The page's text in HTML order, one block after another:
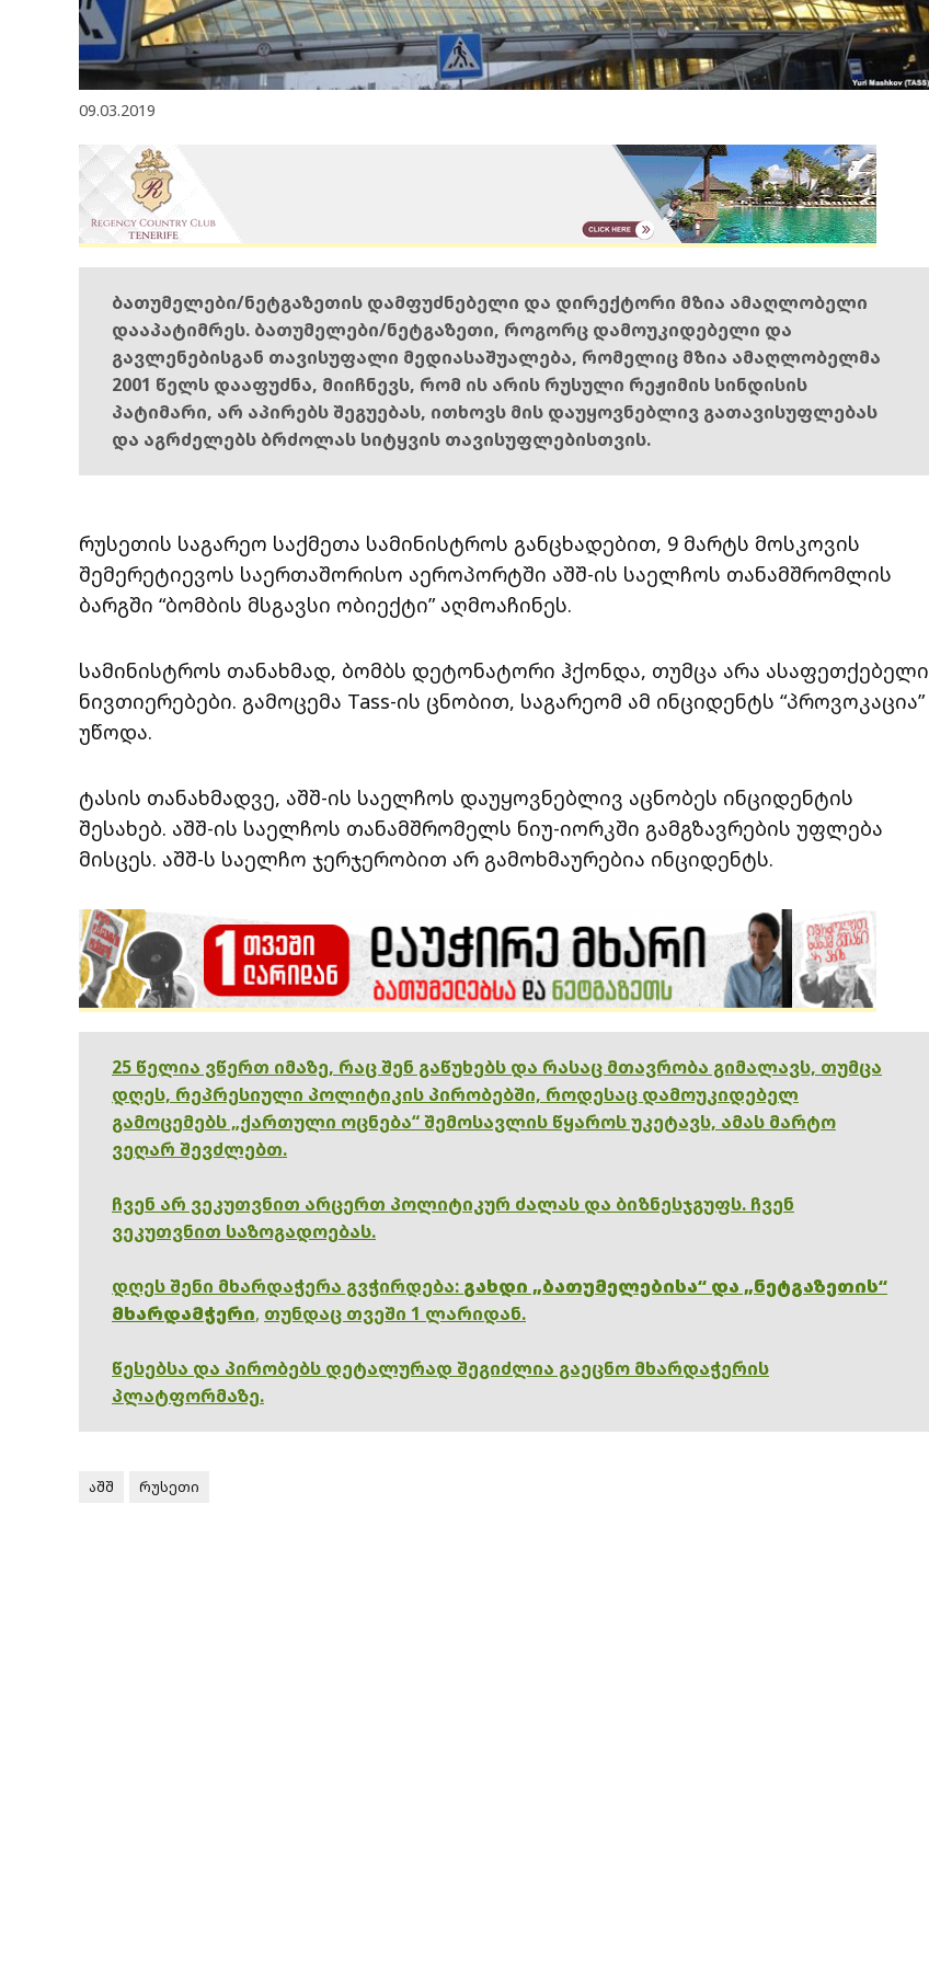
09.03.2019
ბათუმელები/ნეტგაზეთის დამფუძნებელი და დირექტორი მზია ამაღლობელი
დააპატიმრეს. ბათუმელები/ნეტგაზეთი, როგორც დამოუკიდებელი და
გავლენებისგან თავისუფალი მედიასაშუალება, რომელიც მზია ამაღლობელმა
2001 წელს დააფუძნა, მიიჩნევს, რომ ის არის რუსული რეჟიმის სინდისის
პატიმარი, არ აპირებს შეგუებას, ითხოვს მის დაუყოვნებლივ გათავისუფლებას
და აგრძელებს ბრძოლას სიტყვის თავისუფლებისთვის.
რუსეთის საგარეო საქმეთა სამინისტროს განცხადებით, 9 მარტს მოსკოვის
შემერეტიევოს საერთაშორისო აეროპორტში აშშ-ის საელჩოს თანამშრომლის
ბარგში “ბომბის მსგავსი ობიექტი” აღმოაჩინეს.
სამინისტროს თანახმად, ბომბს დეტონატორი ჰქონდა, თუმცა არა ასაფეთქებელი
ნივთიერებები. გამოცემა Tass-ის ცნობით, საგარეომ ამ ინციდენტს “პროვოკაცია”
უწოდა.
ტასის თანახმადვე, აშშ-ის საელჩოს დაუყოვნებლივ აცნობეს ინციდენტის
შესახებ. აშშ-ის საელჩოს თანამშრომელს ნიუ-იორკში გამგზავრების უფლება
მისცეს. აშშ-ს საელჩო ჯერჯერობით არ გამოხმაურებია ინციდენტს.
25 წელია ვწერთ იმაზე, რაც შენ გაწუხებს და რასაც მთავრობა გიმალავს, თუმცა
დღეს, რეპრესიული პოლიტიკის პირობებში, როდესაც დამოუკიდებელ
გამოცემებს „ქართული ოცნება“ შემოსავლის წყაროს უკეტავს, ამას მარტო
ვეღარ შევძლებთ.
ჩვენ არ ვეკუთვნით არცერთ პოლიტიკურ ძალას და ბიზნესჯგუფს. ჩვენ
ვეკუთვნით საზოგადოებას.
დღეს შენი მხარდაჭერა გვჭირდება: გახდი „ბათუმელებისა“ და „ნეტგაზეთის“
მხარდამჭერი, თუნდაც თვეში 1 ლარიდან.
წესებსა და პირობებს დეტალურად შეგიძლია გაეცნო მხარდაჭერის
პლატფორმაზე.
აშშ რუსეთი